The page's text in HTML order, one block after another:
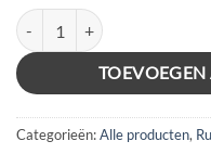
T/S 100x100x2,5 - Rood aantal
Categorieën:Alle producten,